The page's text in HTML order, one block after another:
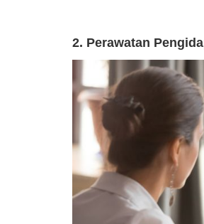
2. Perawatan